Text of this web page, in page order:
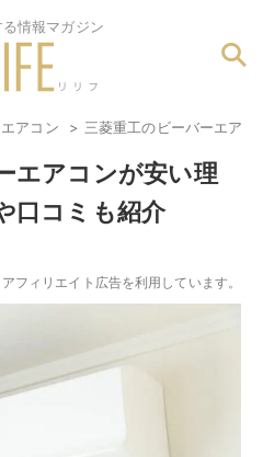
情報マガジン
エアコン 三菱重工のビーバーエア
エアコンが安い理
口コミも紹介
フィリエイト広告を利用しています。